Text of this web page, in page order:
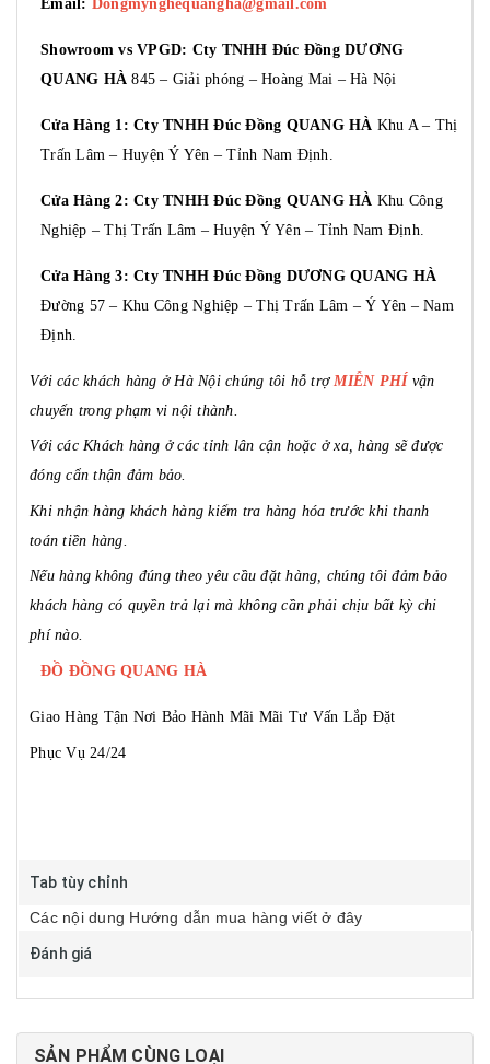
Email: Dongmynghequangha@gmail.com
Showroom vs VPGD: Cty TNHH Đúc Đồng DƯƠNG
QUANG HÀ 845 – Giải phóng – Hoàng Mai – Hà Nội
Cửa Hàng 1: Cty TNHH Đúc Đồng QUANG HÀ Khu A – Thị
Trấn Lâm – Huyện Ý Yên – Tỉnh Nam Định.
Cửa Hàng 2: Cty TNHH Đúc Đồng QUANG HÀ Khu Công
Nghiệp – Thị Trấn Lâm – Huyện Ý Yên – Tỉnh Nam Định.
Cửa Hàng 3: Cty TNHH Đúc Đồng DƯƠNG QUANG HÀ
Đường 57 – Khu Công Nghiệp – Thị Trấn Lâm – Ý Yên – Nam
Định.
Với các khách hàng ở Hà Nội chúng tôi hỗ trợ MIỄN PHÍ vận
chuyển trong phạm vi nội thành.
Với các Khách hàng ở các tỉnh lân cận hoặc ở xa, hàng sẽ được
đóng cẩn thận đảm bảo.
Khi nhận hàng khách hàng kiểm tra hàng hóa trước khi thanh
toán tiền hàng.
Nếu hàng không đúng theo yêu cầu đặt hàng, chúng tôi đảm bảo
khách hàng có quyền trả lại mà không cần phải chịu bất kỳ chi
phí nào.
ĐỒ ĐỒNG QUANG HÀ
Giao Hàng Tận Nơi Bảo Hành Mãi Mãi Tư Vấn Lắp Đặt
Phục Vụ 24/24
Tab tùy chỉnh
Các nội dung Hướng dẫn mua hàng viết ở đây
Đánh giá
SẢN PHẨM CÙNG LOẠI